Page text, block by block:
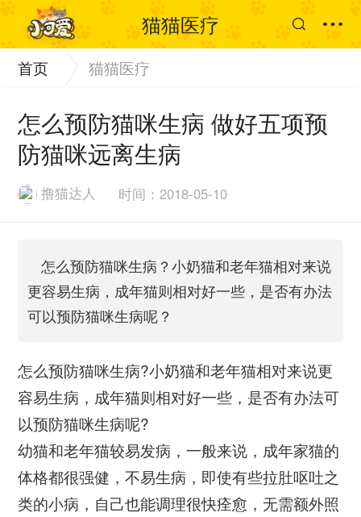
猫猫医疗
首页 猫猫医疗
怎么预防猫咪生病 做好五项预
防猫咪远离生病
撸猫达人 时间：2018-05-10
怎么预防猫咪生病？小奶猫和老年猫相对来说
更容易生病，成年猫则相对好一些，是否有办法
可以预防猫咪生病呢？
怎么预防猫咪生病?小奶猫和老年猫相对来说更
容易生病，成年猫则相对好一些，是否有办法可
以预防猫咪生病呢?
幼猫和老年猫较易发病，一般来说，成年家猫的
体格都很强健，不易生病，即使有些拉肚呕吐之
类的小病，自己也能调理很快痊愈，无需额外照